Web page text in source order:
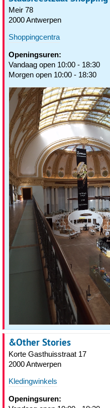
Meir 78
2000 Antwerpen
Shoppingcentra
Openingsuren:
Vandaag open 10:00 - 18:30
Morgen open 10:00 - 18:30
&Other Stories
Korte Gasthuisstraat 17
2000 Antwerpen
Kledingwinkels
Openingsuren: